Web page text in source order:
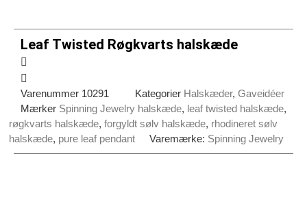
Leaf Twisted Røgkvarts halskæde
Varenummer 10291 Kategorier Halskæder, Gaveidéer
Mærker Spinning Jewelry halskæde, leaf twisted halskæde,
røgkvarts halskæde, forgyldt sølv halskæde, rhodineret sølv
halskæde, pure leaf pendant Varemærke: Spinning Jewelry